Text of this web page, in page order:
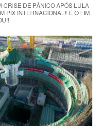
CRlSE DE PÂNlCO APÓS LULA
PIX INTERNACIONAL!! É O FIM